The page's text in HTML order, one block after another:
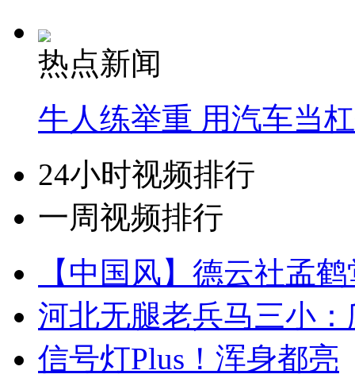
热点新闻
牛人练举重 用汽车当
24小时视频排行
一周视频排行
【中国风】德云社孟
河北无腿老兵马三小
信号灯Plus！浑身都亮